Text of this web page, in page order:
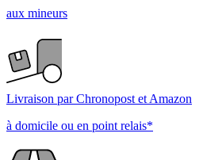
aux mineurs
Livraison par Chronopost et Amazon
à domicile ou en point relais*